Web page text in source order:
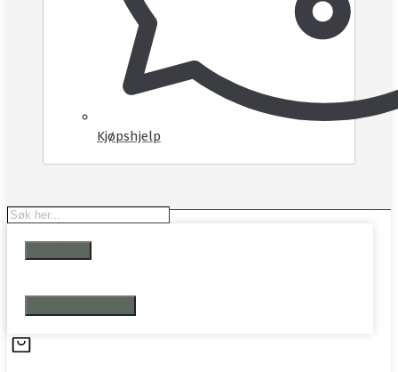
Kjøpshjelp
Search